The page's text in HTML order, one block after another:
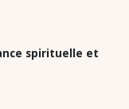
spirituelle et